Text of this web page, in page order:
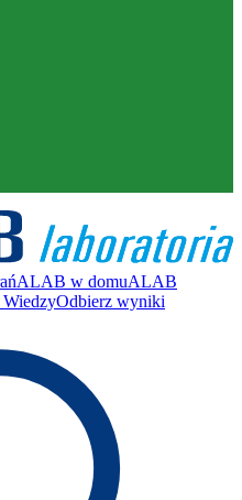
ALAB w domuALAB
Odbierz wyniki